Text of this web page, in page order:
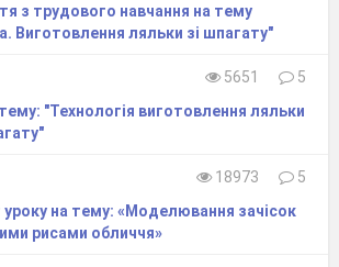
натискувати кнопкуСоздать
спеціального управління.
з меню
забезпечить
діалогового вікна, за
можна здійснити практично
з наявних ЛСК спочатку
система із списку, а
потрібні значення координат
з трудового навчання на тему
Виготовлення ляльки зі шпагату"
5651
5
"Технологія виготовлення ляльки
18973
5
уроку на тему: «Моделювання зачісок
рисами обличчя»